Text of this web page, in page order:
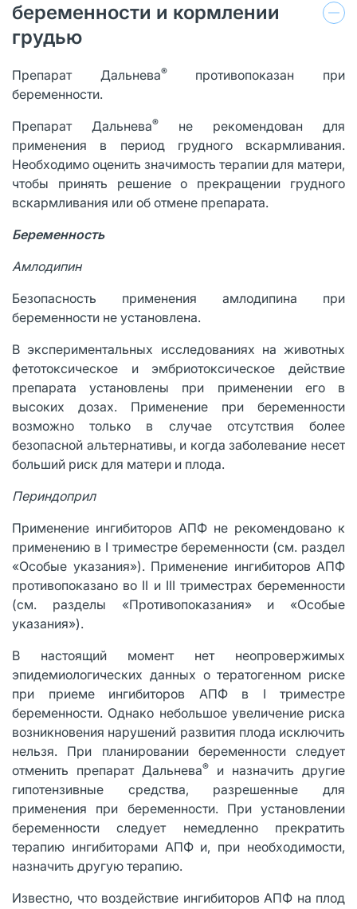
беременности и кормлении
грудью
Препарат Дальнева® противопоказан при
беременности.
Препарат Дальнева® не рекомендован для
применения в период грудного вскармливания.
Необходимо оценить значимость терапии для матери,
чтобы принять решение о прекращении грудного
вскармливания или об отмене препарата.
Беременность
Амлодипин
Безопасность применения амлодипина при
беременности не установлена.
В экспериментальных исследованиях на животных
фетотоксическое и эмбриотоксическое действие
препарата установлены при применении его в
высоких дозах. Применение при беременности
возможно только в случае отсутствия более
безопасной альтернативы, и когда заболевание несет
больший риск для матери и плода.
Периндоприл
Применение ингибиторов АПФ не рекомендовано к
применению в I триместре беременности (см. раздел
«Особые указания»). Применение ингибиторов АПФ
противопоказано во II и III триместрах беременности
(см. разделы «Противопоказания» и «Особые
указания»).
В настоящий момент нет неопровержимых
эпидемиологических данных о тератогенном риске
при приеме ингибиторов АПФ в I триместре
беременности. Однако небольшое увеличение риска
возникновения нарушений развития плода исключить
нельзя. При планировании беременности следует
отменить препарат Дальнева®
и назначить другие
гипотензивные средства, разрешенные для
применения при беременности. При установлении
беременности следует немедленно прекратить
терапию ингибиторами АПФ и, при необходимости,
назначить другую терапию.
Известно, что воздействие ингибиторов АПФ на плод